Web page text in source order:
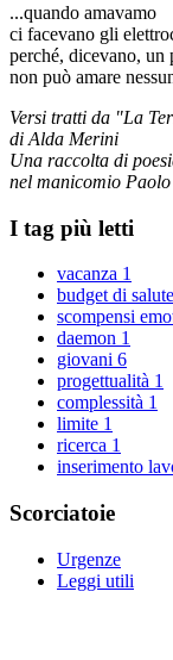
...quando amavamo
ci facevano gli
perché, dicevano, un
non può amare
Versi tratti da "La
di Alda Merini
Una raccolta di
nel manicomio
I tag più letti
vacanza 1
budget di salute
scompensi
daemon 1
giovani 6
progettualità 1
complessità 1
limite 1
ricerca 1
inserimento
Scorciatoie
Urgenze
Leggi utili